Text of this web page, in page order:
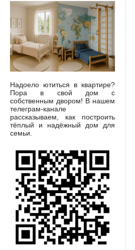
Надоело ютиться в квартире?
Пора в свой дом с
собственным двором! В нашем
телеграм-канале
рассказываем, как построить
тёплый и надёжный дом для
семьи.